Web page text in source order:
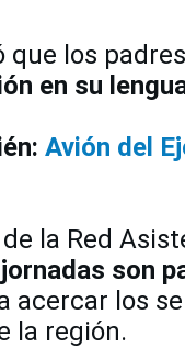
que los
en su
Avión del
la Red
son
acercar los
la región.